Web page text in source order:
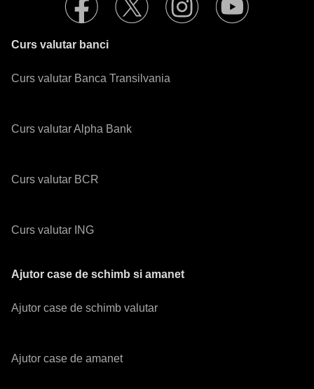
Curs valutar banci
Curs valutar Banca Transilvania
Curs valutar Alpha Bank
Curs valutar BCR
Curs valutar ING
Ajutor case de schimb si amanet
Ajutor case de schimb valutar
Ajutor case de amanet